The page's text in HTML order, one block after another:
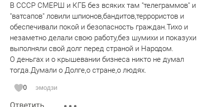
В СССР СМЕРШ и КГБ без всяких там "телеграммов" и
"ватсапов" ловили шпионов,бандитов,террористов и
обеспечивали покой и безопасность граждан.Тихо и
незаметно делали свою работу,без шумихи и показухи
выполняли свой долг перед страной и Народом.
О деньгах и о крышевании бизнеса никто не думал
тогда.Думали о Долге,о стране,о людях.
0 эмодзи